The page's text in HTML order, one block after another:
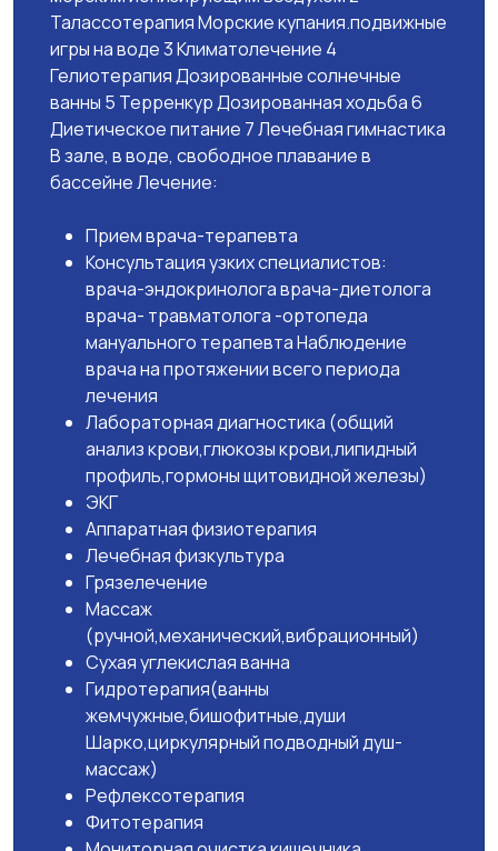
Талассотерапия Морские купания.подвижные
игры на воде 3 Климатолечение 4
Гелиотерапия Дозированные солнечные
ванны 5 Терренкур Дозированная ходьба 6
Диетическое питание 7 Лечебная гимнастика
В зале, в воде, свободное плавание в
бассейне Лечение:
Прием врача-терапевта
Консультация узких специалистов:
врача-эндокринолога врача-диетолога
врача- травматолога -ортопеда
мануального терапевта Наблюдение
врача на протяжении всего периода
лечения
Лабораторная диагностика (общий
анализ крови,глюкозы крови,липидный
профиль,гормоны щитовидной железы)
ЭКГ
Аппаратная физиотерапия
Лечебная физкультура
Грязелечение
Массаж
(ручной,механический,вибрационный)
Сухая углекислая ванна
Гидротерапия(ванны
жемчужные,бишофитные,души
Шарко,циркулярный подводный душ-
массаж)
Рефлексотерапия
Фитотерапия